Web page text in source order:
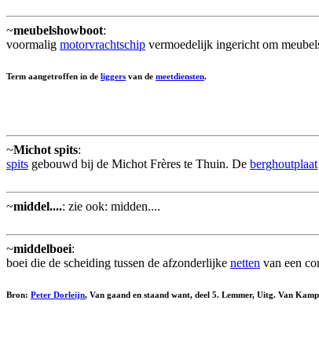
~meubelshowboot:
voormalig motorvrachtschip vermoedelijk ingericht om
Term aangetroffen in de liggers van de meetdiensten.
~Michot spits:
spits gebouwd bij de Michot Frères te Thuin. De berghoutplaat
~middel....: zie ook: midden....
~middelboei:
boei die de scheiding tussen de afzonderlijke netten van een
Bron: Peter Dorleijn, Van gaand en staand want, deel 5. Lemmer, Uitg. Van